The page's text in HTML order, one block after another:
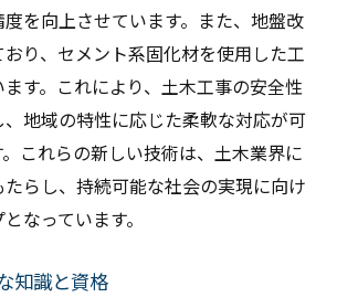
を向上させています。また、地盤改
り、セメント系固化材を使用した工
す。これにより、土木工事の安全性
地域の特性に応じた柔軟な対応が可
これらの新しい技術は、土木業界に
らし、持続可能な社会の実現に向け
なっています。
知識と資格